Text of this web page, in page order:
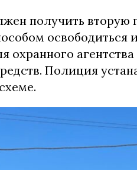
получить вторую
охранного
Полиция